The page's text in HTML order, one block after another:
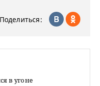
Поделиться:
в угоне